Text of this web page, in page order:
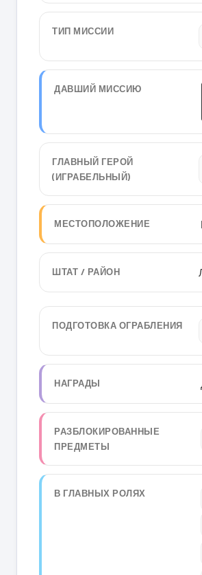
ТИП МИССИИ
ДАВШИЙ МИССИЮ
ГЛАВНЫЙ ГЕРОЙ
(ИГРАБЕЛЬНЫЙ)
МЕСТОПОЛОЖЕНИЕ
ШТАТ / РАЙОН
ПОДГОТОВКА ОГРАБЛЕНИЯ
НАГРАДЫ
РАЗБЛОКИРОВАННЫЕ
ПРЕДМЕТЫ
В ГЛАВНЫХ РОЛЯХ